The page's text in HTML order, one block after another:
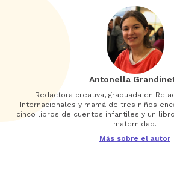
Antonella
Redactora creativa, graduada en
Internacionales y mamá de tres niños
cinco libros de cuentos infantiles y un
maternidad.
Más sobre el autor